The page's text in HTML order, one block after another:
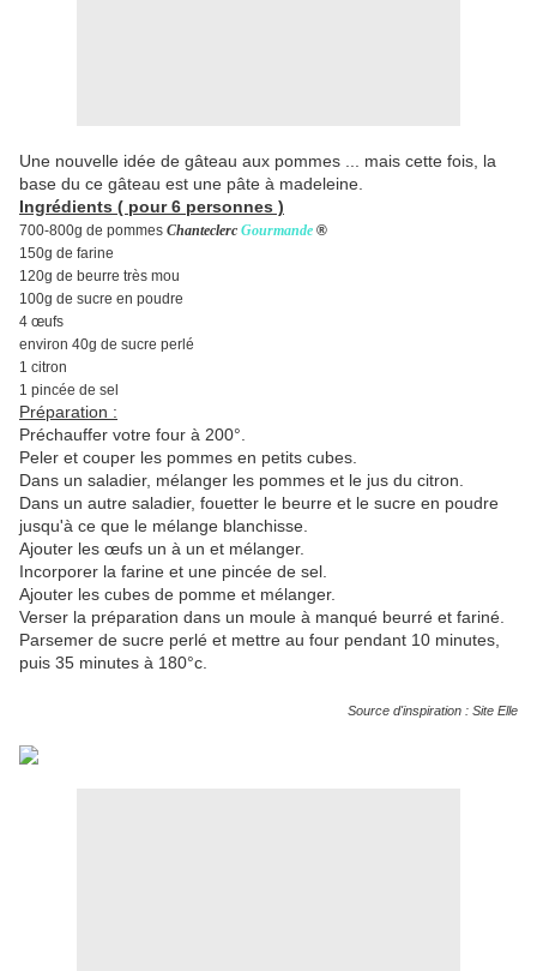
Une nouvelle idée de gâteau aux pommes ... mais cette fois, la
base du ce gâteau est une pâte à madeleine.
Ingrédients ( pour 6 personnes )
700-800g de pommes Chanteclerc Gourmande ®
150g de farine
120g de beurre très mou
100g de sucre en poudre
4 œufs
environ 40g de sucre perlé
1 citron
1 pincée de sel
Préparation :
Préchauffer votre four à 200°.
Peler et couper les pommes en petits cubes.
Dans un saladier, mélanger les pommes et le jus du citron.
Dans un autre saladier, fouetter le beurre et le sucre en poudre
jusqu'à ce que le mélange blanchisse.
Ajouter les œufs un à un et mélanger.
Incorporer la farine et une pincée de sel.
Ajouter les cubes de pomme et mélanger.
Verser la préparation dans un moule à manqué beurré et fariné.
Parsemer de sucre perlé et mettre au four pendant 10 minutes,
puis 35 minutes à 180°c.
Source d'inspiration : Site Elle